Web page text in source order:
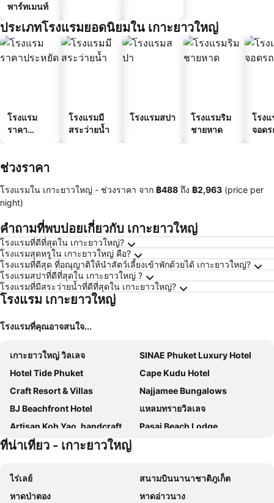
พาร์ทเมนท์
ประเภทโรงแรมยอดนิยมใน เกาะยาวใหญ่
โรงแรม
ราคา
โรงแรมมี
สระว่ายน้ำ
โรงแรมสปา
โรงแรมริม
ชายหาด
โรง
จอดร
ช่วงราคา
โรงแรมใน เกาะยาวใหญ่ - ช่วงราคา จาก ‎฿488 ถึง ‎฿2,963 (price per
night)
คำถามที่พบบ่อยเกี่ยวกับ เกาะยาวใหญ่
โรงแรมที่ดีที่สุดใน เกาะยาวใหญ่?
โรงแรมสุดหรูใน เกาะยาวใหญ่ คือ?
โรงแรมที่ดีสุด ที่อณุญาติให้นำสัตว์เลี้ยงเข้าพักด้วยได้ เกาะยาวใหญ่?
โรงแรมสปาที่ดีที่สุดใน เกาะยาวใหญ่ ?
โรงแรมที่มีสระว่ายน้ำที่ดีที่สุดใน เกาะยาวใหญ่?
โรงแรม เกาะยาวใหญ่
โรงแรมที่คุณอาจสนใจ...
เกาะยาวใหญ่ วิลเลจ
SINAE Phuket Luxury Hotel
Hotel Tide Phuket
Cape Kudu Hotel
Craft Resort & Villas
Najjamee Bungalows
BJ Beachfront Hotel
แหลมทรายวิลเลจ
Artisan Koh Yao, handcraft beachfront villa
Pasai Beach Lodge
Banhalawee
Sunrise House
Better View Koh Yao Yai
Koh Yao Beach Bungalows
Mookdamun
ที่น่าเที่ยว - เกาะยาวใหญ่
ไร่เลย์
สนามบินนานาชาติภูเก็ต
หาดป่าตอง
หาดอ่าวนาง